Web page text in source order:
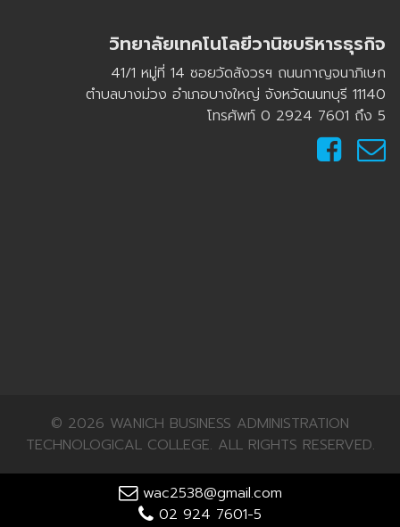
วิทยาลัยเทคโนโลยีวานิชบริหารธุรกิจ
41/1 หมู่ที่ 14 ซอยวัดสังวรฯ ถนนกาญจนาภิเษก
ตำบลบางม่วง อำเภอบางใหญ่ จังหวัดนนทบุรี 11140
โทรศัพท์ 0 2924 7601 ถึง 5
© 2026 WANICH BUSINESS ADMINISTRATION
TECHNOLOGICAL COLLEGE. ALL RIGHTS RESERVED.
wac2538@gmail.com
02 924 7601-5